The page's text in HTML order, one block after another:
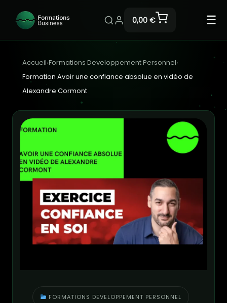
0,00 € ☰
Accueil›Formations Developpement Personnel›
Formation Avoir une confiance absolue en vidéo de
Alexandre Cormont
FORMATIONS DEVELOPPEMENT PERSONNEL